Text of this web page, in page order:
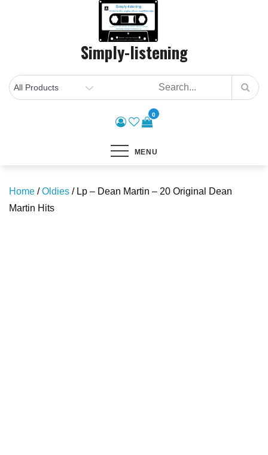
Simply-listening
0
MENU
Home /Oldies / Lp – Dean Martin – 20 Original Dean
Martin Hits